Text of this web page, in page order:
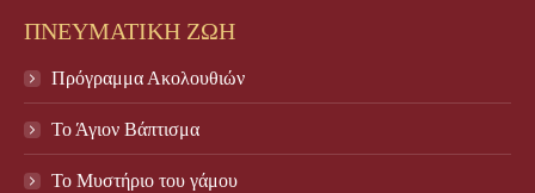
ΠΝΕΥΜΑΤΙΚΗ ΖΩΗ
Πρόγραμμα Ακολουθιών
Το Άγιον Βάπτισμα
Το Μυστήριο του γάμου